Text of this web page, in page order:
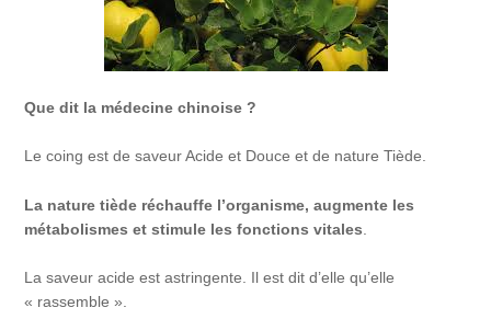
Que dit la médecine chinoise ?
Le coing est de saveur Acide et Douce et de nature Tiède.
La nature tiède réchauffe l’organisme, augmente les
métabolismes et stimule les fonctions vitales
La saveur acide est astringente. Il est dit d’elle qu’elle
« rassemble ».